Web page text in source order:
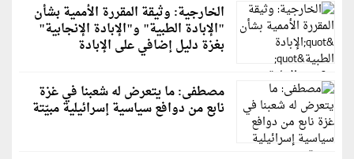
الخارجية: وثيقة المقررة الأممية بشأن
"الإبادة الطبية" و"الإبادة الإنجابية"
بغزة دليل إضافي على الإبادة
مصطفى: ما يتعرض له شعبنا في غزة
نابع من دوافع سياسية إسرائيلية مبيّتة